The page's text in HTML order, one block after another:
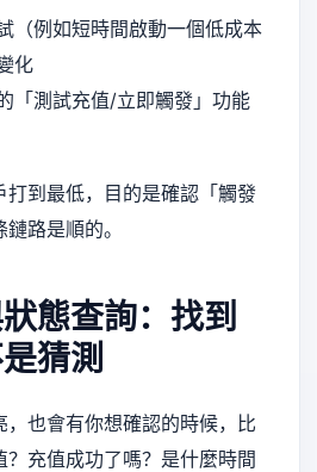
（例如短時間啟動一個低成本
化
「測試充值/立即觸發」功能
打到最低，目的是確認「觸發
路是順的。
態查詢：找到
猜測
，也會有你想確認的時候，比
？充值成功了嗎？是什麼時間